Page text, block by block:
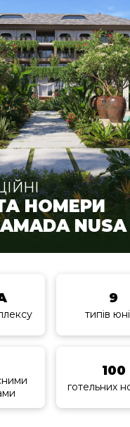
НОМЕРИ
9
типів
100
готельних